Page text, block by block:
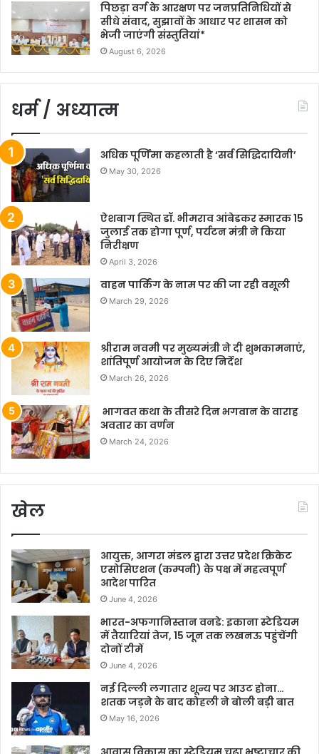
पिछड़ा वर्ग के आरक्षण पर जनप्रतिनिधियों से
सीधे संवाद, सुझावों के आधार पर शासन को
भेजी जाएंगी संस्तुतियां*
August 6, 2026
धर्म / अध्यात्म
अधिक पूर्णिमा कहलाती है ‘सर्व सिद्धिदायिनी’
May 30, 2026
ऐशबाग स्थित डॉ. भीमराव आंबेडकर स्मारक 15
जुलाई तक होगा पूर्ण, पर्यटन मंत्री ने किया
निरीक्षण
April 3, 2026
वाहन पार्किंग के नाम पर की जा रही वसूली
March 29, 2026
श्रीराम नवमी पर मुख्यमंत्री ने दी शुभकामनाएं,
शांतिपूर्ण आयोजन के दिए निर्देश
March 26, 2026
भागवत कथा के तीसरे दिन भगवान के वाराह
अवतार का वर्णन
March 24, 2026
खेल
आयुक्त, आगरा मंडल द्वारा उत्तर प्रदेश क्रिकेट
एसोसिएशन (कम्पनी) के पक्ष में महत्वपूर्ण
आदेश पारित
June 4, 2026
भारत-अफगानिस्तान वनडे: इकाना स्टेडियम
में तैयारियां तेज, 15 जून तक लखनऊ पहुंचेंगी
दोनों टीमें
June 4, 2026
नई दिल्ली लगातार शून्य पर आउट होना…
शतक जड़ने के बाद कोहली ने बोली बड़ी बात
May 16, 2026